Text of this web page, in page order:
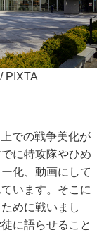
PIXTA
での戦争美化が
に特攻隊やひめ
化、動画にして
います。そこに
めに戦いまし
に語らせること